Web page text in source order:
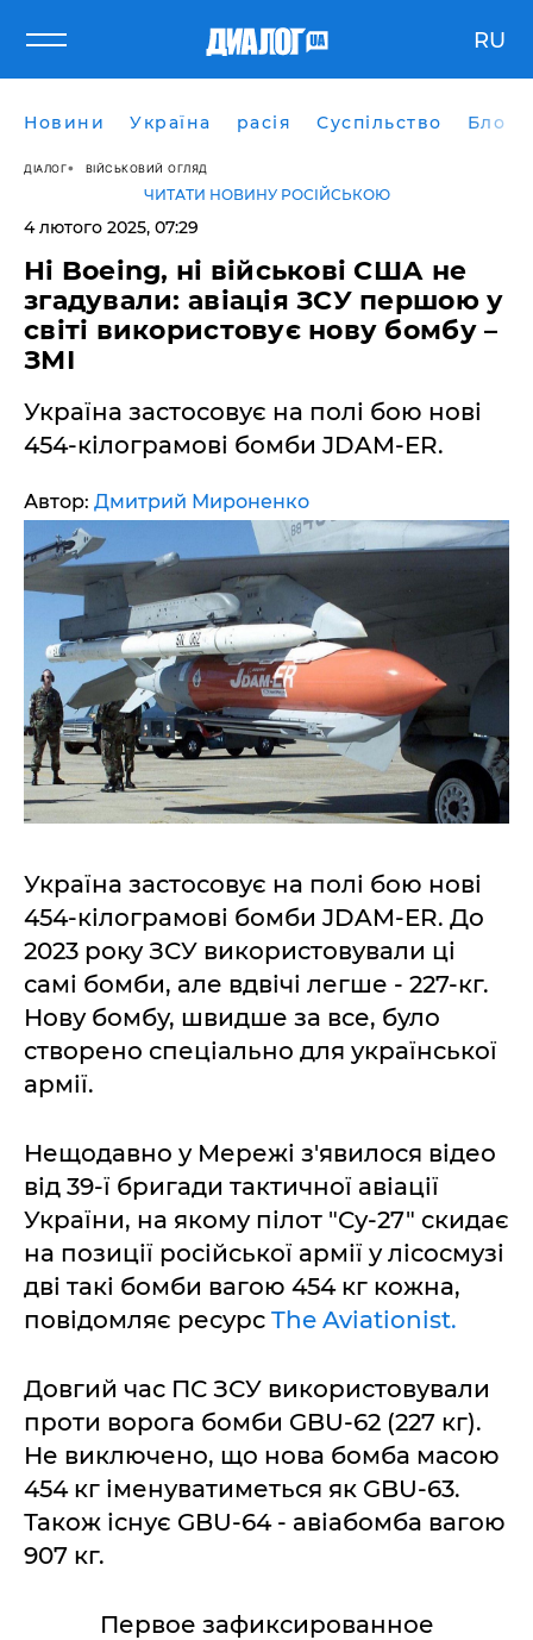
RU
Новини Україна расія Суспільство Блоги
ДІАЛОГ ВІЙСЬКОВИЙ ОГЛЯД
ЧИТАТИ НОВИНУ РОСІЙСЬКОЮ
4 лютого 2025, 07:29
Ні Boeing, ні військові США не
згадували: авіація ЗСУ першою у
світі використовує нову бомбу –
ЗМІ
Україна застосовує на полі бою нові
454-кілограмові бомби JDAM-ER.
Автор: Дмитрий Мироненко
Україна застосовує на полі бою нові
454-кілограмові бомби JDAM-ER. До
2023 року ЗСУ використовували ці
самі бомби, але вдвічі легше - 227-кг.
Нову бомбу, швидше за все, було
створено спеціально для української
армії.
Нещодавно у Мережі з'явилося відео
від 39-ї бригади тактичної авіації
України, на якому пілот "Су-27" скидає
на позиції російської армії у лісосмузі
дві такі бомби вагою 454 кг кожна,
повідомляє ресурс The Aviationist.
Довгий час ПС ЗСУ використовували
проти ворога бомби GBU-62 (227 кг).
Не виключено, що нова бомба масою
454 кг іменуватиметься як GBU-63.
Також існує GBU-64 - авіабомба вагою
907 кг.
Первое зафиксированное